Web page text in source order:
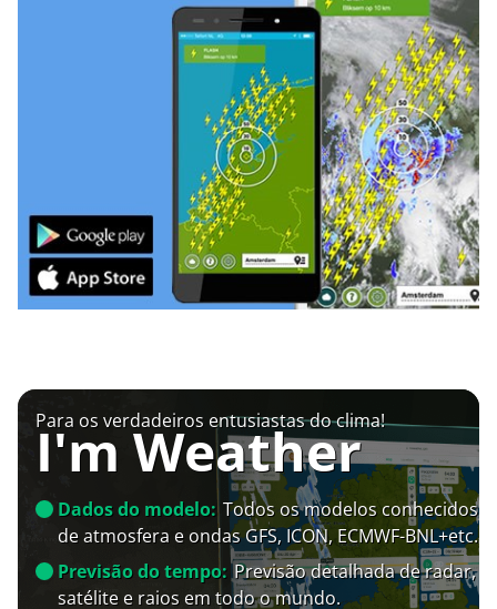
Para os verdadeiros entusiastas do clima!
I'm Weather
Dados do modelo: Todos os modelos conhecidos
de atmosfera e ondas GFS, ICON, ECMWF-BNL+etc.
Previsão do tempo: Previsão detalhada de radar,
satélite e raios em todo o mundo.